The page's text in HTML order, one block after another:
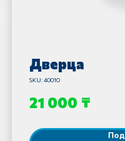
Дверца
SKU:40010
21 000 ₸